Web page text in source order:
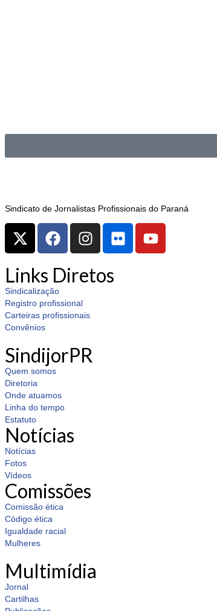
Sindicato de Jornalistas Profissionais do Paraná
Links Diretos
Sindicalização
Registro profissional
Carteiras profissionais
Convênios
SindijorPR
Quem somos
Diretoria
Onde atuamos
Linha do tempo
Estatuto
Notícias
Notícias
Fotos
Vídeos
Comissões
Comissão ética
Código ética
Igualdade racial
Mulheres
Multimídia
Jornal
Cartilhas